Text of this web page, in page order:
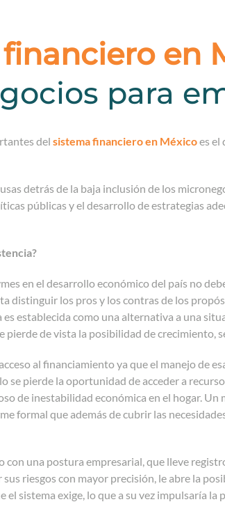
en
para
del sistema financiero en Méxicoes el
detrás de la baja inclusión de los
públicas y el desarrollo de estrategias
en el desarrollo económico del país no
distinguir los pros y los contras de los
establecida como una alternativa a una
pierde de vista la posibilidad de crecimiento,
al financiamiento ya que el manejo de
se pierde la oportunidad de acceder a
de inestabilidad económica en el hogar.
formal que además de cubrir las
con una postura empresarial, que lleve
riesgos con mayor precisión, le abre la
el sistema exige, lo que a su vez impulsaría